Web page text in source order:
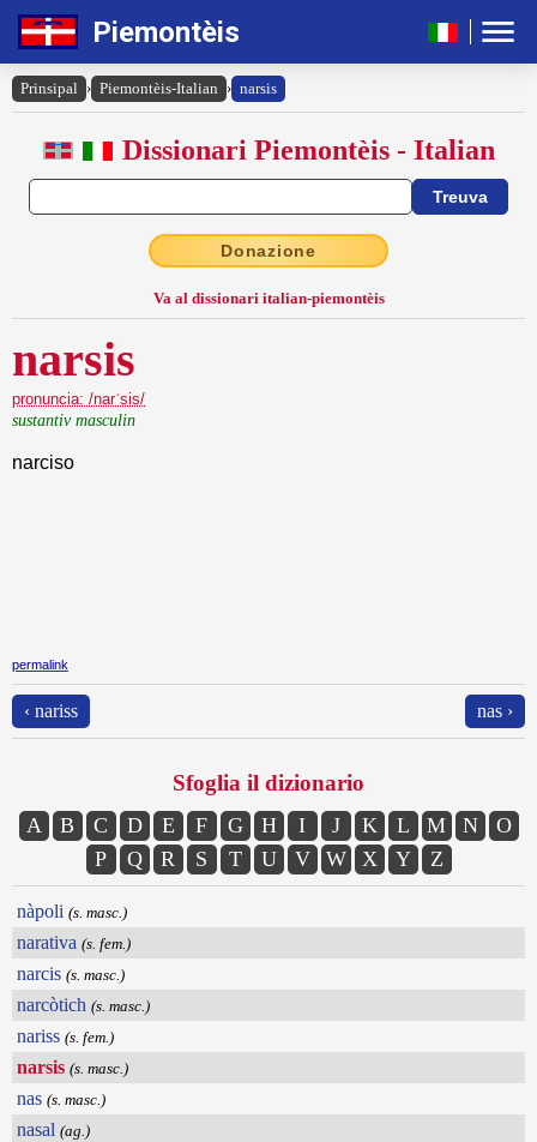
Piemontèis
Prinsipal › Piemontèis-Italian › narsis
Dissionari Piemontèis - Italian
Donazione
Va al dissionari italian-piemontèis
narsis
pronuncia: /narˈsis/
sustantiv masculin
narciso
permalink
‹ nariss nas ›
Sfoglia il dizionario
A B C D E F G H I J K L M N
O
P
Q R S T U V W X Y Z
nàpoli (s. masc.)
narativa (s. fem.)
narcis (s. masc.)
narcòtich (s. masc.)
nariss (s. fem.)
narsis (s. masc.)
nas (s. masc.)
nasal (ag.)